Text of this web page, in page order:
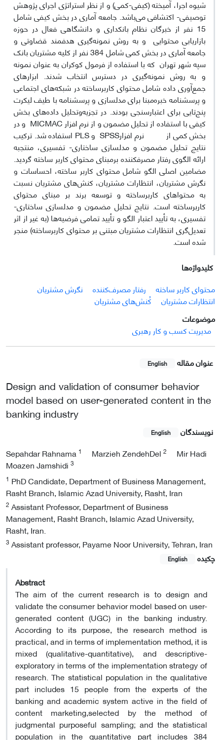
شیوه اجرا، آمیخته (کیفی-کمی) و از نظر استراتژی اجرای پژوهش
توصیفی- اکتشافی می‌باشد. جامعه آماری در بخش کیفی شامل
15 نفر از خبرگان نظام بانکداری و دانشگاهی فعال در حوزه
بازاریابی محتوایی و به روش نمونه‌گیری هدفمند قضاوتی و
جامعه آماری در بخش کمی شامل 384 نفر از کلیه مشتریان بانک
سپه شهر تهران که با استفاده از فرمول کوکران به عنوان نمونه
و به روش نمونه‌گیری در دسترس انتخاب شدند. ابزارهای
جمع‌آوری داده شامل محتوای کاربرساخته در شبکه‌های اجتماعی
و پرسشنامه خبره‌مبنا برای مدلسازی و پرسشنامه با طیف لیکرت
پنج‌تایی برای اعتبارسنجی بودند. در تجزیه‌وتحلیل داده‌های بخش
کیفی با استفاده از تحلیل مضمون و از نرم افزار MICMAC و در
بخش کمی از نرم افزارSPSS و PLS استفاده شد. ترکیب
نتایج تحلیل مضمون و مدلسازی ساختاری- تفسیری، منتج­به
ارائه الگوی رفتار مصرف­کننده برمبنای محتوای کاربر ساخته گردید.
مضامین اصلی الگو شامل محتوای کاربر ساخته، احساسات و
نگرش مشتریان، انتظارات مشتریان، کنش‌های مشتریان نسبت
به محتواهای کاربرساخته و توسعه برند بر مبنای محتوای
کاربرساخته است. نتایج تحلیل مضمون و مدلسازی ساختاری-
تفسیری، به تأیید اعتبار الگو و تأیید تمامی فرضیه‌ها (به غیر از اثر
تعدیل‌گری انتظارات مشتریان مبتنی بر محتوای کاربرساخته) منجر
شده است.
کلیدواژه‌ها
محتوای کاربر ساخته
رفتار مصرف‌کننده
نگرش مشتریان
انتظارات مشتریان
کُنش‌های مشتریان
موضوعات
مدیریت کسب و کار رهبری
عنوان مقاله English
Design and validation of consumer behavior
model based on user-generated content in the
banking industry
نویسندگان English
Sepahdar Rahnama 1 Marzieh ZendehDel 2
Mir Hadi
Moazen Jamshidi 3
1 PhD Candidate, Department of Business Management,
Rasht Branch, Islamic Azad University, Rasht, Iran
2 Assistant Professor, Department of Business
Management, Rasht Branch, Islamic Azad University,
Rasht, Iran.
3 Assistant professor, Payame Noor University, Tehran, Iran
چکیده
English
Abstract
The aim of the current research is to design and
validate the consumer behavior model based on user-
generated content (UGC) in the banking industry.
According to its purpose, the research method is
practical, and in terms of implementation method, it is
mixed (qualitative-quantitative), and descriptive-
exploratory in terms of the implementation strategy of
research. The statistical population in the qualitative
part includes 15 people from the experts of the
banking and academic system active in the field of
content marketing,selected by the method of
judgmental purposeful sampling; and the statistical
population in the quantitative part includes 384